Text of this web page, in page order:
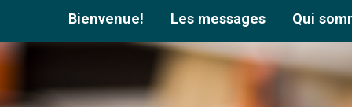
Bienvenue! Les messages Qui